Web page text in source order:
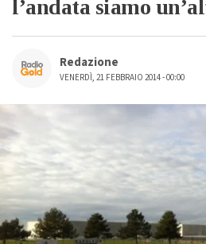
l’andata siamo
Redazione
VENERDÌ, 21 FEBBRAIO 2014 - 00:00